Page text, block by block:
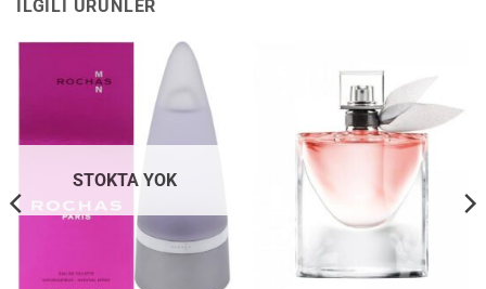
İLGILI ÜRÜNLER
STOKTA YOK